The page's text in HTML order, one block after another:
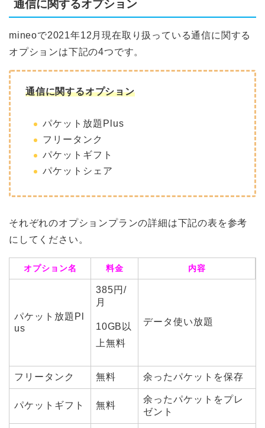
通信に関するオプション
mineoで2021年12月現在取り扱っている通信に関する
オプションは下記の4つです。
通信に関するオプション
パケット放題Plus
フリータンク
パケットギフト
パケットシェア
それぞれのオプションプランの詳細は下記の表を参考
にしてください。
オプション名 料金 内容
パケット放題Pl
us
385円/
月
10GB以
上無料
データ使い放題
フリータンク 無料 余ったパケットを保存
パケットギフト 無料
余ったパケットをプレ
ゼント